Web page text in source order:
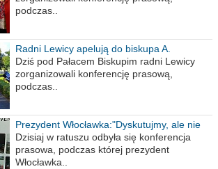
podczas..
Radni Lewicy apelują do biskupa A.
Wiesława Meringa
Dziś pod Pałacem Biskupim radni Lewicy
zorganizowali konferencję prasową,
podczas..
Prezydent Włocławka:"Dyskutujmy, ale nie
obrażajmy się”
Dzisiaj w ratuszu odbyła się konferencja
prasowa, podczas której prezydent
Włocławka..